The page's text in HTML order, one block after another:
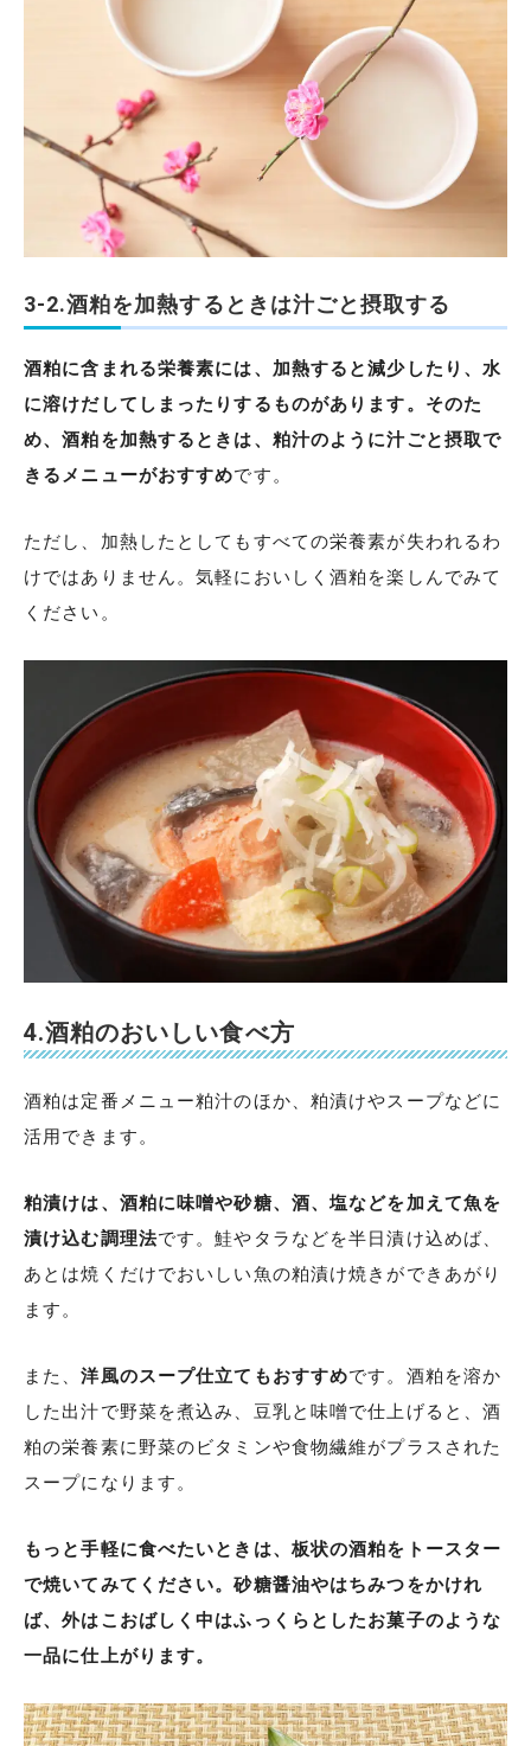
3-2.酒粕を加熱するときは汁ごと摂取する
酒粕に含まれる栄養素には、加熱すると減少したり、水
に溶けだしてしまったりするものがあります。そのた
め、酒粕を加熱するときは、粕汁のように汁ごと摂取で
きるメニューがおすすめです。
ただし、加熱したとしてもすべての栄養素が失われるわ
けではありません。気軽においしく酒粕を楽しんでみて
ください。
4.酒粕のおいしい食べ方
酒粕は定番メニュー粕汁のほか、粕漬けやスープなどに
活用できます。
粕漬けは、酒粕に味噌や砂糖、酒、塩などを加えて魚を
漬け込む調理法です。鮭やタラなどを半日漬け込めば、
あとは焼くだけでおいしい魚の粕漬け焼きができあがり
ます。
また、洋風のスープ仕立てもおすすめです。酒粕を溶か
した出汁で野菜を煮込み、豆乳と味噌で仕上げると、酒
粕の栄養素に野菜のビタミンや食物繊維がプラスされた
スープになります。
もっと手軽に食べたいときは、板状の酒粕をトースター
で焼いてみてください。砂糖醤油やはちみつをかけれ
ば、外はこおばしく中はふっくらとしたお菓子のような
一品に仕上がります。